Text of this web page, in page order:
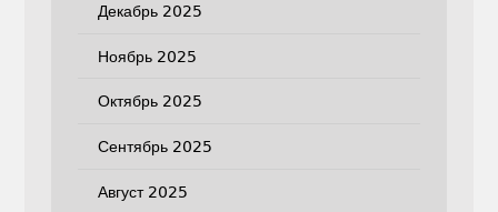
Декабрь 2025
Ноябрь 2025
Октябрь 2025
Сентябрь 2025
Август 2025